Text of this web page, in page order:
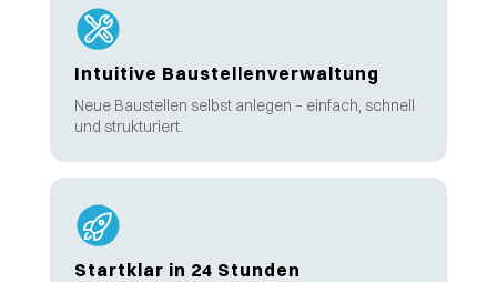
Intuitive Baustellenverwaltung
Neue Baustellen selbst anlegen – einfach, schnell
und strukturiert.
Startklar in 24 Stunden